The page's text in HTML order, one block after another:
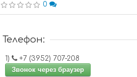
0
Телефон:
1)
+7 (3952) 707-208
Звонок через браузер